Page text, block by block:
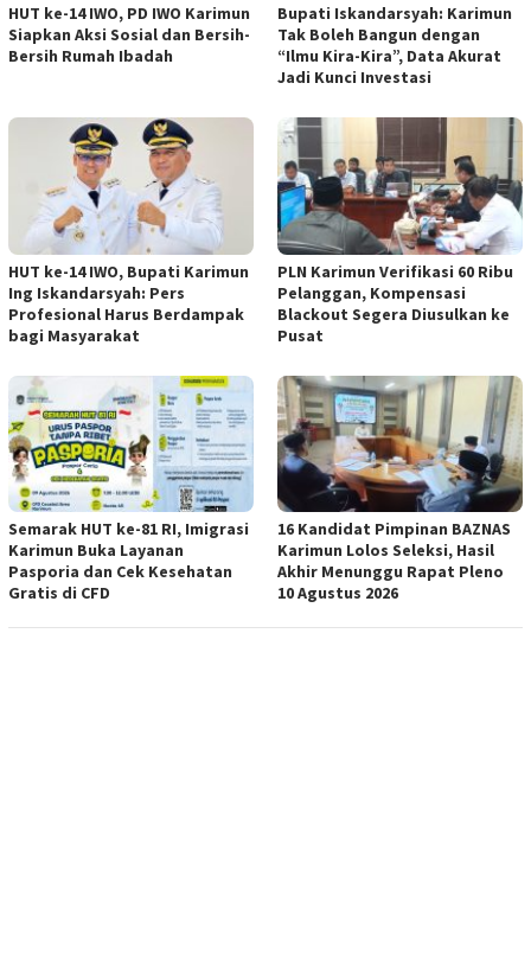
HUT ke-14 IWO, PD IWO Karimun
Siapkan Aksi Sosial dan Bersih-
Bersih Rumah Ibadah
Bupati Iskandarsyah: Karimun
Tak Boleh Bangun dengan
“Ilmu Kira-Kira”, Data Akurat
Jadi Kunci Investasi
HUT ke-14 IWO, Bupati Karimun
Ing Iskandarsyah: Pers
Profesional Harus Berdampak
bagi Masyarakat
PLN Karimun Verifikasi 60 Ribu
Pelanggan, Kompensasi
Blackout Segera Diusulkan ke
Pusat
Semarak HUT ke-81 RI, Imigrasi
Karimun Buka Layanan
Pasporia dan Cek Kesehatan
Gratis di CFD
16 Kandidat Pimpinan BAZNAS
Karimun Lolos Seleksi, Hasil
Akhir Menunggu Rapat Pleno
10 Agustus 2026